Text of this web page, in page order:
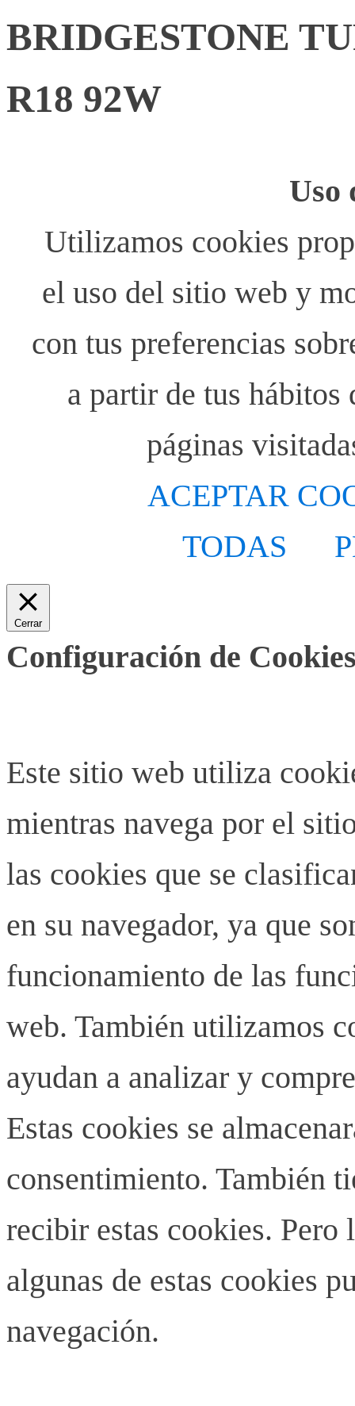
BRIDGESTONE
R18 92W
Uso
Utilizamos cookies
el uso del sitio web y
con tus preferencias
a partir de tus
páginas
ACEPTAR
TODAS
Cerrar
Configuración de
Este sitio web utiliza
mientras navega por el
las cookies que se
en su navegador, ya que
funcionamiento de las
web. También utilizamos
ayudan a analizar y
Estas cookies se
consentimiento. También
recibir estas cookies.
algunas de estas cookies
navegación.